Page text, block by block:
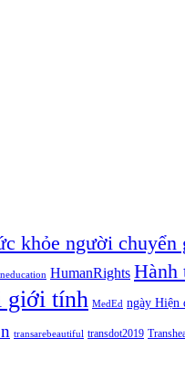
khỏe người chuyển
HumanRights Hành
giới tính MedEd ngày Hiện
transarebeautiful transdot2019